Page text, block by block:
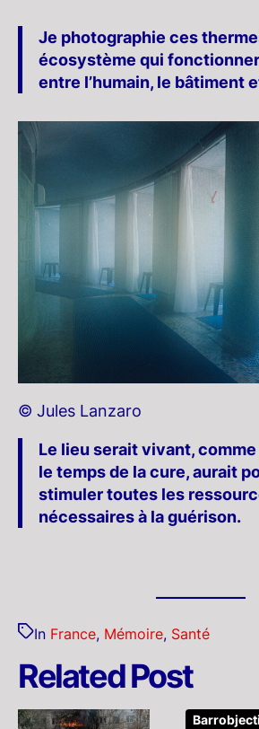
Je photographie ces
écosystème qui
entre l’humain, le bâtiment
© Jules Lanzaro
Le lieu serait vivant,
le temps de la cure, aurait
stimuler toutes les
nécessaires à la guérison.
In France, Mémoire, Santé
Related Post